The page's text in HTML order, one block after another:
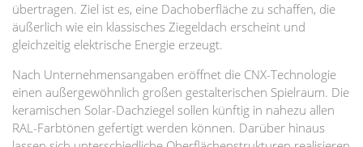
übertragen. Ziel ist es, eine Dachoberfläche zu schaffen, die
äußerlich wie ein klassisches Ziegeldach erscheint und
gleichzeitig elektrische Energie erzeugt.
Nach Unternehmensangaben eröffnet die CNX-Technologie
einen außergewöhnlich großen gestalterischen Spielraum. Die
keramischen Solar-Dachziegel sollen künftig in nahezu allen
RAL-Farbtönen gefertigt werden können. Darüber hinaus